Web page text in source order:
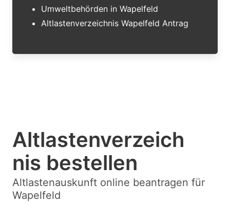
Umweltbehörden in Wapelfeld
Altlastenverzeichnis Wapelfeld Antrag
Altlastenverzeich
nis bestellen
Altlastenauskunft online beantragen für
Wapelfeld